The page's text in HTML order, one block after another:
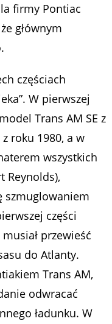
firmy Pontiac
głównym
częściach
W pierwszej
Trans AM SE z
roku 1980, a w
wszystkich
Reynolds),
szmuglowaniem
części
przewieść
do Atlanty.
Trans AM,
odwracać
ładunku. W